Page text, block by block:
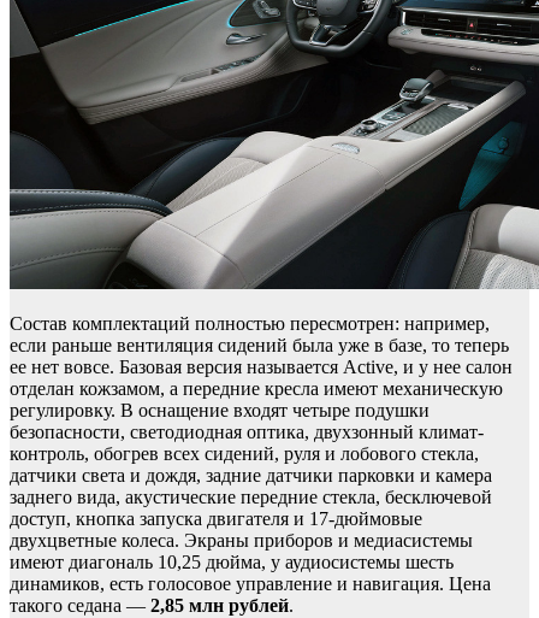
Состав комплектаций полностью пересмотрен: например,
если раньше вентиляция сидений была уже в базе, то теперь
ее нет вовсе. Базовая версия называется Active, и у нее салон
отделан кожзамом, а передние кресла имеют механическую
регулировку. В оснащение входят четыре подушки
безопасности, светодиодная оптика, двухзонный климат-
контроль, обогрев всех сидений, руля и лобового стекла,
датчики света и дождя, задние датчики парковки и камера
заднего вида, акустические передние стекла, бесключевой
доступ, кнопка запуска двигателя и 17-дюймовые
двухцветные колеса. Экраны приборов и медиасистемы
имеют диагональ 10,25 дюйма, у аудиосистемы шесть
динамиков, есть голосовое управление и навигация. Цена
такого седана — 2,85 млн рублей.